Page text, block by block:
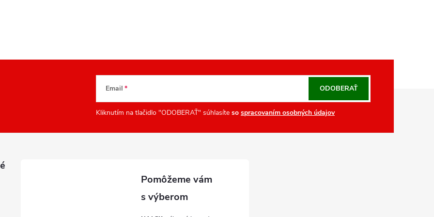
Email
Kliknutím na tlačidlo "ODOBERAŤ" súhlasíte so spracovaním osobných údajov
ODOBERAŤ